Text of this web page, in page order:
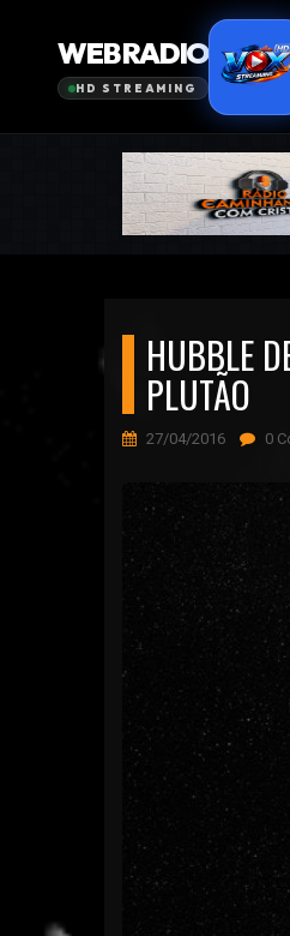
HUBBLE
PLUTÃO
27/04/2016 0